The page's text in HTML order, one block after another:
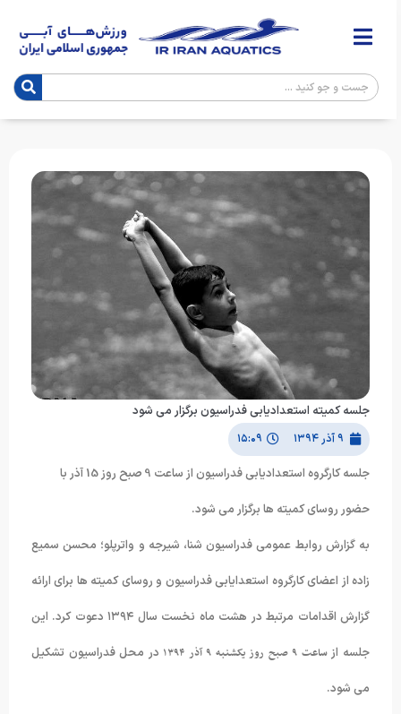
جلسه کمیته استعدادیابی فدراسیون برگزار می شود
۹ آذر ۱۳۹۴ ۱۵:۰۹
جلسه کارگروه استعدادیابی فدراسیون از ساعت 9 صبح روز 15 آذر با
حضور روسای کمیته ها برگزار می شود.
به گزارش روابط عمومی فدراسیون شنا، شیرجه و واترپلو؛ محسن سمیع
زاده از اعضای کارگروه استعدایابی فدراسیون و روسای کمیته ها برای ارائه
گزارش اقدامات مرتبط در هشت ماه نخست سال ۱۳۹۴ دعوت کرد. این
جلسه ازساعت ۹ صبح روز یکشنبه ۹ آذر ۱۳۹۴
در محل فدراسیون تشکیل
می شود.